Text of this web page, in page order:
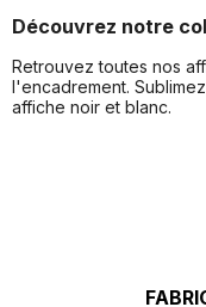
Découvrez notre
Retrouvez toutes nos
l'encadrement.
affiche noir et blanc.